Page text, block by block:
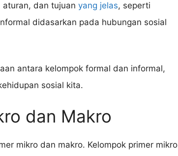
aturan, dan tujuan yang jelas, seperti
didasarkan pada hubungan sosial
antara kelompok formal dan informal,
sosial kita.
dan Makro
mikro dan makro. Kelompok primer mikro